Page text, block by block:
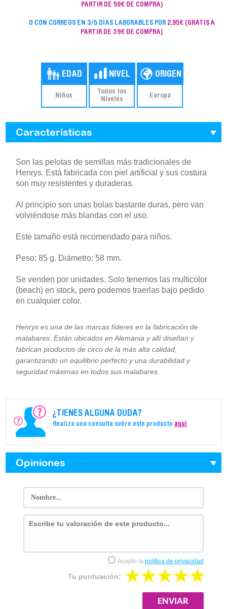
PARTIR DE 59€ DE COMPRA)
O CON CORREOS EN 3/5 DÍAS LABORABLES POR 2,95€ (GRATIS A
PARTIR DE 39€ DE COMPRA)
Niños
Todos los
Niveles
Europa
Características
Son las pelotas de semillas más tradicionales de
Henrys. Está fabricada con piel artificial y sus costura
son muy resistentes y duraderas.
Al principio son unas bolas bastante duras, pero van
volviéndose más blandas con el uso.
Este tamaño está recomendado para niños.
Peso: 85 g. Diámetro: 58 mm.
Se venden por unidades. Solo tenemos las multicolor
(beach) en stock, pero podemos traerlas bajo pedido
en cualquier color.
Henrys es una de las marcas líderes en la fabricación de
malabares. Están ubicados en Alemania y allí diseñan y
fabrican productos de circo de la más alta calidad,
garantizando un equilibrio perfecto y una durabilidad y
seguridad máximas en todos sus malabares.
¿TIENES ALGUNA DUDA?
Realiza una consulta sobre este producto aquí
Opiniones
Tu puntuación:
Acepto la política de privacidad